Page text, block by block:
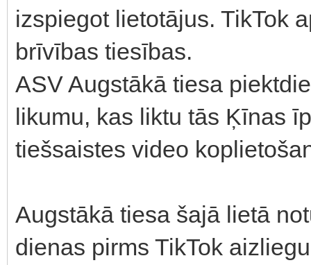
izspiegot lietotājus. TikTok
brīvības tiesības.
ASV Augstākā tiesa
likumu, kas liktu tās Ķīnas
tiešsaistes video
Augstākā tiesa šajā lietā
dienas pirms TikTok